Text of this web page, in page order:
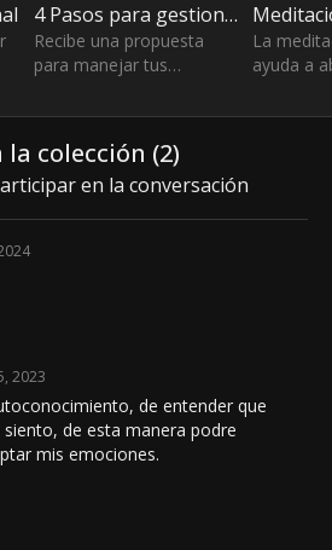
4 Pasos para gestionar tus emociones
Recibe una propuesta
para manejar tus
encima de tí o de otros. P
Observa y Actúa.
La
ayuda a
colección (2)
en la conversación
2023
de entender que
de esta manera podre
mis emociones.